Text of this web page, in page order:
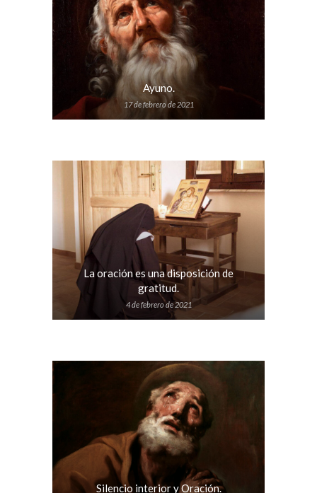
Ayuno.
17 de febrero de 2021
La oración es una disposición de
gratitud.
4 de febrero de 2021
Silencio interior y Oración.